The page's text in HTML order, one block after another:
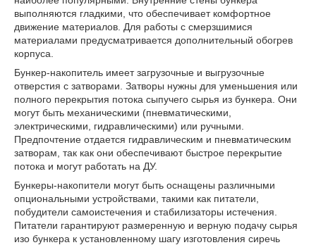
выполняются гладкими, что обеспечивает комфортное
движение материалов. Для работы с смерзшимися
материалами предусматривается дополнительный обогрев
корпуса.
Бункер-накопитель имеет загрузочные и выгрузочные
отверстия с затворами. Затворы нужны для уменьшения или
полного перекрытия потока сыпучего сырья из бункера. Они
могут быть механическими (пневматическими,
электрическими, гидравлическими) или ручными.
Предпочтение отдается гидравлическим и пневматическим
затворам, так как они обеспечивают быстрое перекрытие
потока и могут работать на ДУ.
Бункеры-накопители могут быть оснащены различными
опциональными устройствами, такими как питатели,
побудители самоистечения и стабилизаторы истечения.
Питатели гарантируют размеренную и верную подачу сырья
изо бункера к установленному шагу изготовления сиречь